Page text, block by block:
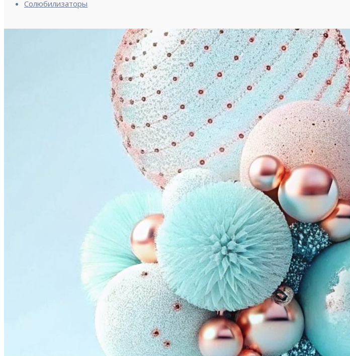
Солюбилизаторы